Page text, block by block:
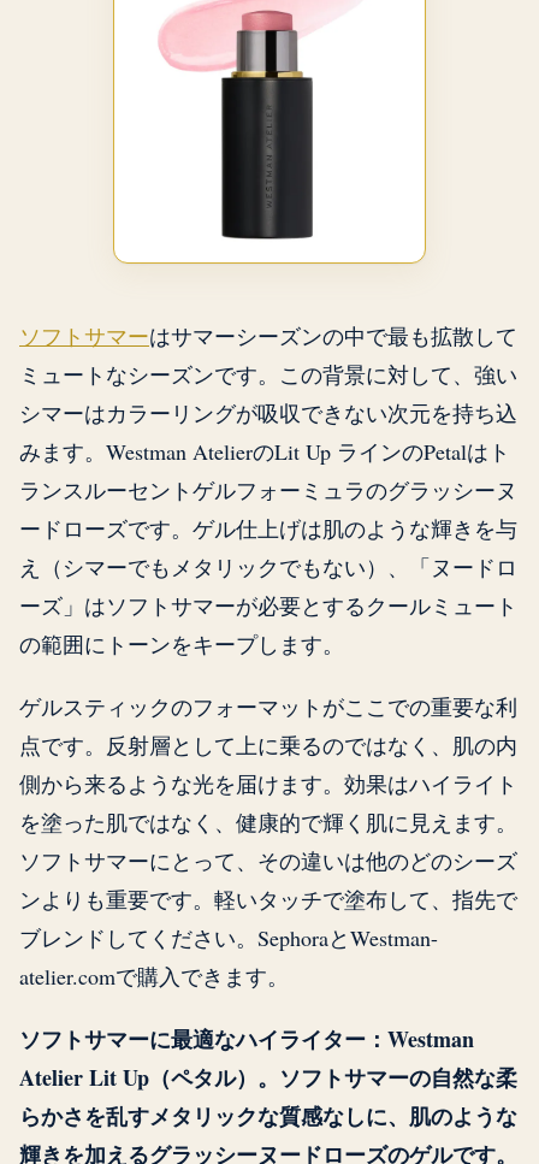
ソフトサマーはサマーシーズンの中で最も拡散して
ミュートなシーズンです。この背景に対して、強い
シマーはカラーリングが吸収できない次元を持ち込
みます。Westman AtelierのLit Up ラインのPetalはト
ランスルーセントゲルフォーミュラのグラッシーヌ
ードローズです。ゲル仕上げは肌のような輝きを与
え（シマーでもメタリックでもない）、「ヌードロ
ーズ」はソフトサマーが必要とするクールミュート
の範囲にトーンをキープします。
ゲルスティックのフォーマットがここでの重要な利
点です。反射層として上に乗るのではなく、肌の内
側から来るような光を届けます。効果はハイライト
を塗った肌ではなく、健康的で輝く肌に見えます。
ソフトサマーにとって、その違いは他のどのシーズ
ンよりも重要です。軽いタッチで塗布して、指先で
ブレンドしてください。SephoraとWestman-
atelier.comで購入できます。
ソフトサマーに最適なハイライター：Westman
Atelier Lit Up（ペタル）。ソフトサマーの自然な柔
らかさを乱すメタリックな質感なしに、肌のような
輝きを加えるグラッシーヌードローズのゲルです。